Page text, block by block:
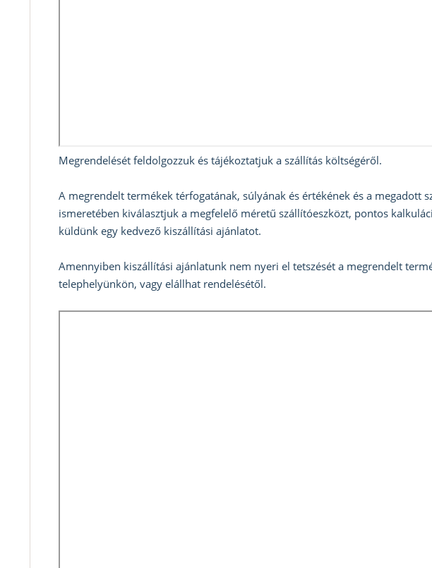
Megrendelését feldolgozzuk és tájékoztatjuk a szállítás költségéről.
A megrendelt termékek térfogatának, súlyának és értékének és a megadott
ismeretében kiválasztjuk a megfelelő méretű szállítóeszközt, pontos
küldünk egy kedvező kiszállítási ajánlatot.
Amennyiben kiszállítási ajánlatunk nem nyeri el tetszését a megrendelt
telephelyünkön, vagy elállhat rendelésétől.